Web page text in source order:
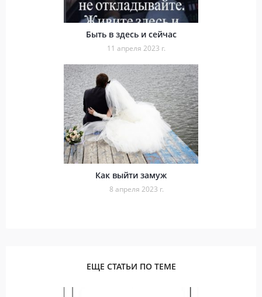
Быть в здесь и сейчас
11 апреля 2023 г.
Как выйти замуж
8 апреля 2023 г.
ЕЩЕ СТАТЬИ ПО ТЕМЕ